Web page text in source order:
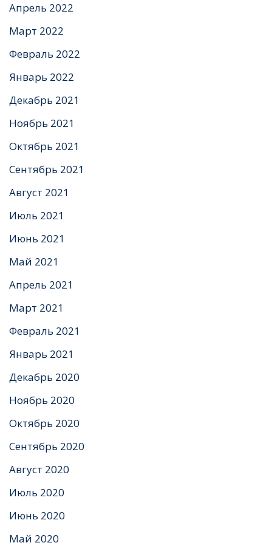
Апрель 2022
Март 2022
Февраль 2022
Январь 2022
Декабрь 2021
Ноябрь 2021
Октябрь 2021
Сентябрь 2021
Август 2021
Июль 2021
Июнь 2021
Май 2021
Апрель 2021
Март 2021
Февраль 2021
Январь 2021
Декабрь 2020
Ноябрь 2020
Октябрь 2020
Сентябрь 2020
Август 2020
Июль 2020
Июнь 2020
Май 2020